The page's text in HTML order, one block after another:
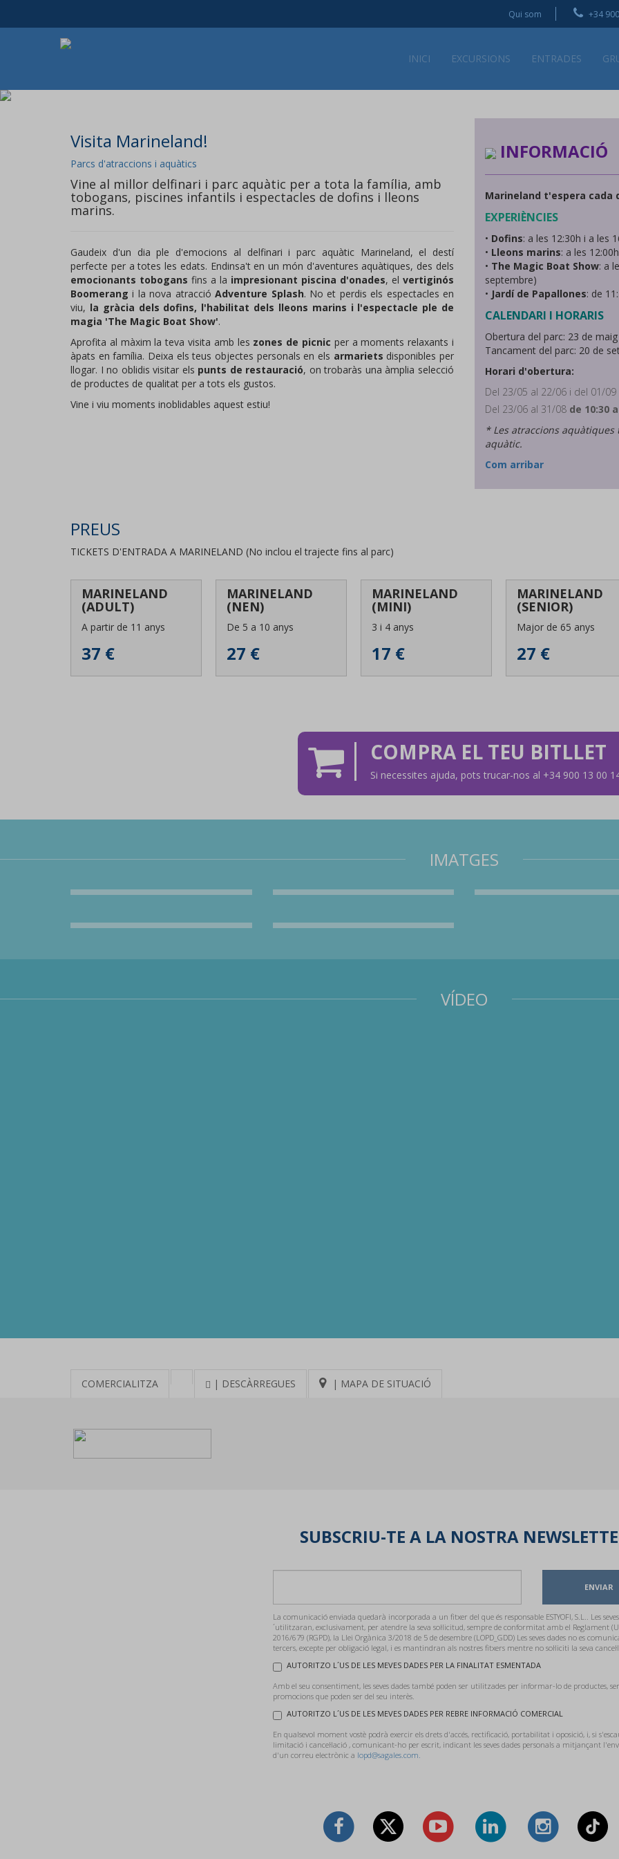
Qui som +34
INICI EXCURSIONS ENTRADES
Visita Marineland!
Parcs d'atraccions i aquàtics
Vine al millor delfinari i parc aquàtic per a tota la família, amb
tobogans, piscines infantils i espectacles de dofins i lleons
marins.
Gaudeix d'un dia ple d'emocions al delfinari i parc aquàtic Marineland, el destí
perfecte per a totes les edats. Endinsa't en un món d'aventures aquàtiques, des dels
emocionants tobogans fins a la impresionant piscina d'onades, el vertiginós
Boomerang i la nova atraccióAdventure Splash. No et perdis els espectacles en
viu, la gràcia dels dofins, l'habilitat dels lleons marins i l'espectacle ple de
magia 'The Magic Boat Show'.
Aprofita al màxim la teva visita amb les zones de picnic per a moments relaxants i
àpats en família. Deixa els teus objectes personals en els armariets disponibles per
llogar. I no oblidis visitar els punts de restauració, on trobaràs una àmplia selecció
de productes de qualitat per a tots els gustos.
Vine i viu moments inoblidables aquest estiu!
INFORMACIÓ
Marineland t'espera cada
EXPERIÈNCIES
• Dofins: a les 12:30h i a les
• Lleons marins: a les 12:00h
• The Magic Boat Show: a
septembre)
• Jardí de Papallones: de
CALENDARI I HORARIS
Obertura del parc: 23 de
Tancament del parc: 20 de
Horari d'obertura:
Del 23/05 al 22/06 i del 01/
Del 23/06 al 31/08 de 10:30
* Les atraccions
aquàtic.
Com arribar
PREUS
TICKETS D'ENTRADA A MARINELAND (No inclou el trajecte fins al parc)
MARINELAND
(ADULT)
A partir de 11 anys
37 €
MARINELAND
(NEN)
De 5 a 10 anys
27 €
MARINELAND
(MINI)
3 i 4 anys
17 €
MARINELAND
(SENIOR)
Major de 65 anys
27 €
COMPRA EL TEU BITLLET
Si necessites ajuda, pots trucar-nos al +34 900 13 00
IMATGES
VÍDEO
COMERCIALITZA | DESCÀRREGUES | MAPA DE SITUACIÓ
SUBSCRIU-TE A LA NOSTRA
ENVIAR
La comunicació enviada quedarà incorporada a un fitxer del que és responsable ESTYOFI, S.L.. Les seves
´utilitzaran, exclusivament, per atendre la seva sol·licitud, sempre de conformitat amb el Reglament
2016/679 (RGPD), la Llei Orgànica 3/2018 de 5 de desembre (LOPD_GDD) Les seves dades no es
tercers, excepte per obligació legal, i es mantindran als nostres fitxers mentre no sol·liciti la seva
AUTORITZO L´US DE LES MEVES DADES PER LA FINALITAT ESMENTADA
Amb el seu consentiment, les seves dades també poden ser utilitzades per informar-lo de productes,
promocions que poden ser del seu interès.
AUTORITZO L´US DE LES MEVES DADES PER REBRE INFORMACIÓ COMERCIAL
En qualsevol moment vostè podrà exercir els drets d'accés, rectificació, portabilitat i oposició, i, si
limitació i cancel·lació , comunicant-ho per escrit, indicant les seves dades personals a mitjançant
d'un correu electrònic a lopd@sagales.com.